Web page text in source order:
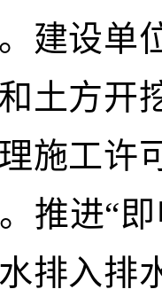
建设单
土方开
施工许
推进“
排入排